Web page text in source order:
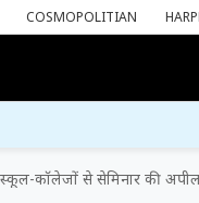
COSMOPOLITIAN
स्कूल-कॉलेजों से सेमिनार की